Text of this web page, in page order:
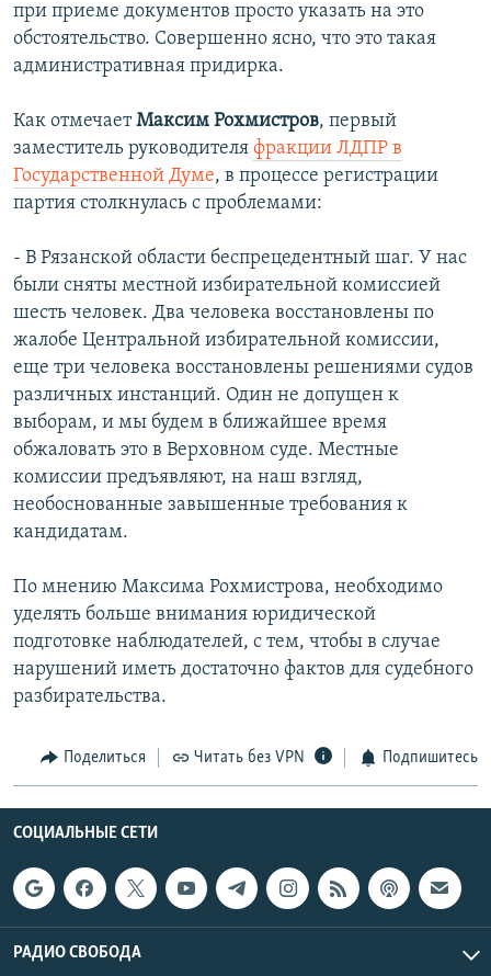
при приеме документов просто указать на это
обстоятельство. Совершенно ясно, что это такая
административная придирка.
Как отмечаетМаксим Рохмистров, первый
заместитель руководителя фракции ЛДПР в
Государственной Думе, в процессе регистрации
партия столкнулась с проблемами:
- В Рязанской области беспрецедентный шаг. У нас
были сняты местной избирательной комиссией
шесть человек. Два человека восстановлены по
жалобе Центральной избирательной комиссии,
еще три человека восстановлены решениями судов
различных инстанций. Один не допущен к
выборам, и мы будем в ближайшее время
обжаловать это в Верховном суде. Местные
комиссии предъявляют, на наш взгляд,
необоснованные завышенные требования к
кандидатам.
По мнению Максима Рохмистрова, необходимо
уделять больше внимания юридической
подготовке наблюдателей, с тем, чтобы в случае
нарушений иметь достаточно фактов для судебного
разбирательства.
Поделиться Читать без VPN Подпишитесь
СОЦИАЛЬНЫЕ СЕТИ
РАДИО СВОБОДА